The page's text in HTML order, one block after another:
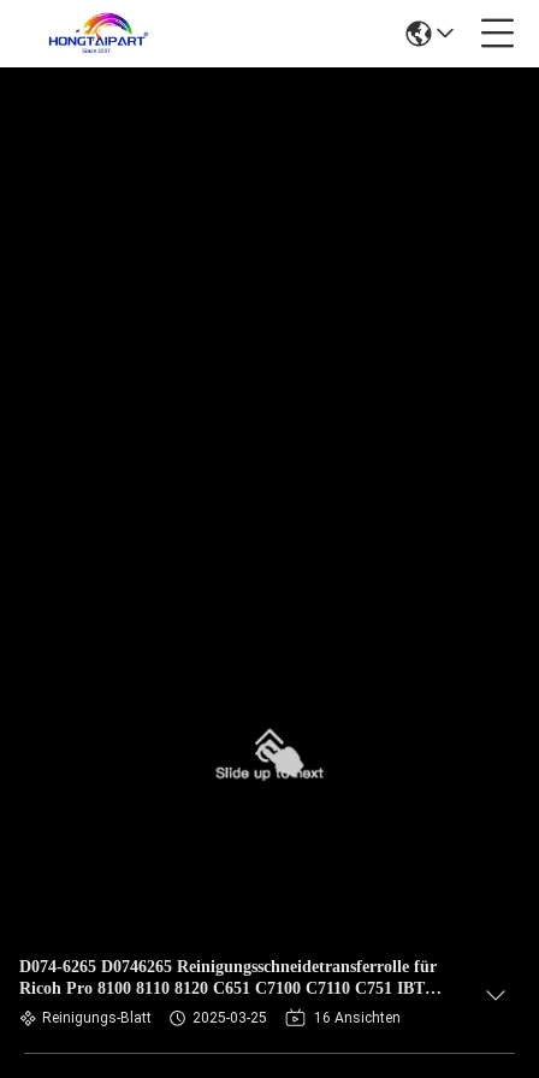
D074-6265 D0746265 Reinigungsschneidetransferrolle für
Ricoh Pro 8100 8110 8120 C651 C7100 C7110 C751 IBT
Reinigungsschneid
Reinigungs-Blatt 2025-03-25 16 Ansichten